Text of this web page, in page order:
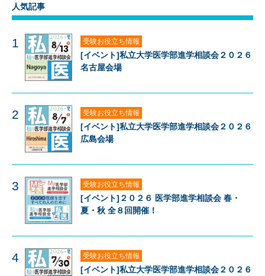
人気記事
1 受験お役立ち情報
[イベント]私立大学医学部進学相談会２０２６
名古屋会場
2 受験お役立ち情報
[イベント]私立大学医学部進学相談会２０２６
広島会場
3 受験お役立ち情報
[イベント]２０２６ 医学部進学相談会 春・
夏・秋 全８回開催！
4 受験お役立ち情報
[イベント]私立大学医学部進学相談会２０２６